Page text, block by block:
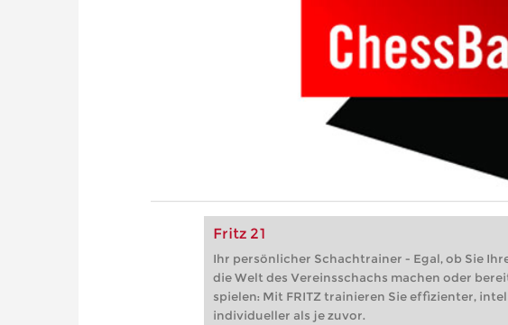
Fritz 21
Ihr persönlicher Schachtrainer - Egal, ob Sie
die Welt des Vereinsschachs machen oder
spielen: Mit FRITZ trainieren Sie effizienter,
individueller als je zuvor.